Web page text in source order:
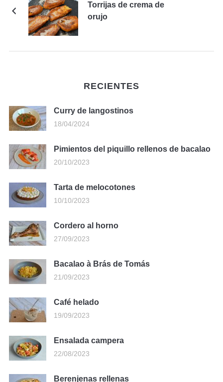
Torrijas de crema de
orujo
RECIENTES
Curry de langostinos
18/04/2024
Pimientos del piquillo rellenos de bacalao
20/10/2023
Tarta de melocotones
10/10/2023
Cordero al horno
27/09/2023
Bacalao à Brás de Tomás
21/09/2023
Café helado
19/09/2023
Ensalada campera
22/08/2023
Berenjenas rellenas